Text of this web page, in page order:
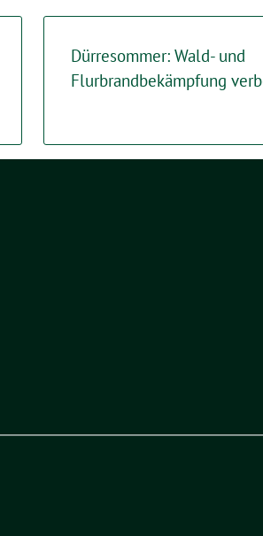
Dürresommer: Wald- und
Flurbrandbekämpfung